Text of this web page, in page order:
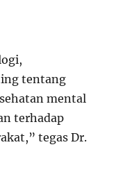
tentang
mental
terhadap
tegas Dr.